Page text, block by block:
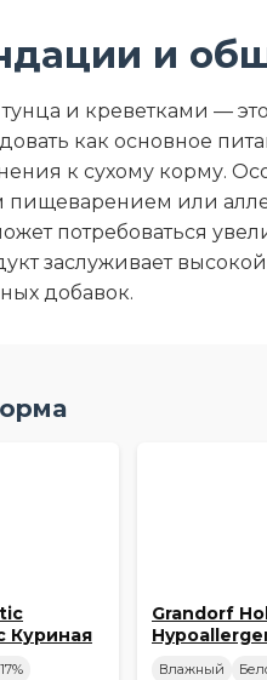
и
и креветками —
как основное
к сухому корму.
пищеварением или
потребоваться
заслуживает
добавок.
Куриная
Grandorf
Влажный